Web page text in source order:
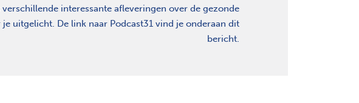
interessante afleveringen over de gezonde
uitgelicht. De link naar Podcast31 vind je onderaan dit
bericht.